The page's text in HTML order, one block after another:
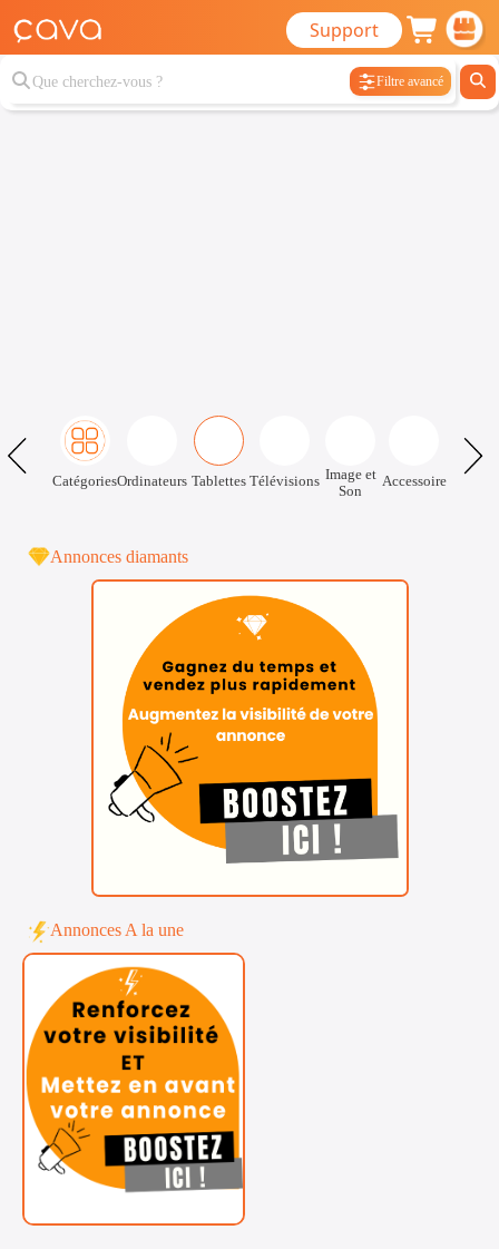
Support
Filtre avancé
CatégoriesOrdinateurs Tablettes Télévisions Image et
Son
Accessoire
Annonces diamants
Annonces A la une